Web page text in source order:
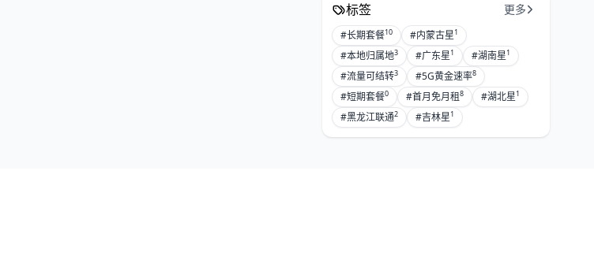
标签 更多
#长期套餐10 #内蒙古星1
#本地归属地3 #广东星1 #湖南星1
#流量可结转3 #5G黄金速率8
#短期套餐0 #首月免月租8 #湖北星1
#黑龙江联通2 #吉林星1